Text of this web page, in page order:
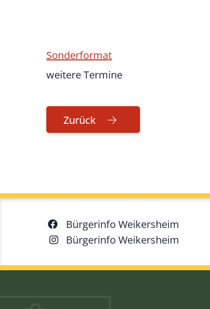
Sonderformat
weitere Termine
Zurück
Bürgerinfo Weikersheim
Bürgerinfo Weikersheim